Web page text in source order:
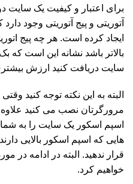
برای اعتبار و کیفیت یک سایت
ایجاد کرده است. هر چه پیج
بالاتر باشد نشانه این است که
سایت دریافت کنید ارزش
البته به این نکته توجه کنید
مرورگرتان نصب می کنید علاوه
اسپم اسکور یک سایت را به
هایی که اسپم اسکور بالایی
قرار ندهید. البته در ادامه
خواهیم کرد.